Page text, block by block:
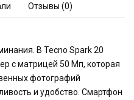
Отзывы (0)
В Tecno Spark 20
с матрицей 50 Мп, которая
фотографий
и удобство. Смартфон